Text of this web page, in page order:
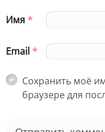
Имя*
Email*
Сохранить моё
браузере для